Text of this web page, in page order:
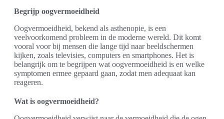
Begrijp oogvermoeidheid
Oogvermoeidheid, bekend als asthenopie, is een
veelvoorkomend probleem in de moderne wereld. Dit komt
vooral voor bij mensen die lange tijd naar beeldschermen
kijken, zoals televisies, computers en smartphones. Het is
belangrijk om te begrijpen wat oogvermoeidheid is en welke
symptomen ermee gepaard gaan, zodat men adequaat kan
reageren.
Wat is oogvermoeidheid?